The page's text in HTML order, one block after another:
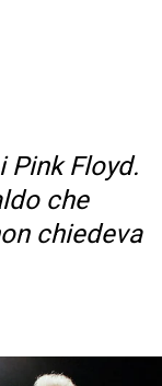
Pink Floyd.
che
chiedeva